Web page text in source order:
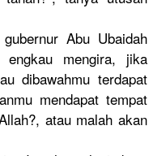
Abu Ubaidah
engkau mengira, jika
dibawahmu terdapat
mu mendapat tempat
atau malah akan